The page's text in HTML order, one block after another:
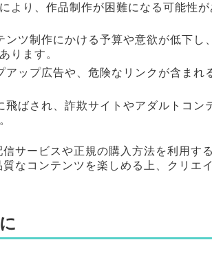
より、作品制作が困難になる可能性が
ンツ制作にかける予算や意欲が低下し
ります。
ップ広告や、危険なリンクが含まれ
飛ばされ、詐欺サイトやアダルトコン
サービスや正規の購入方法を利用す
なコンテンツを楽しめる上、クリエ